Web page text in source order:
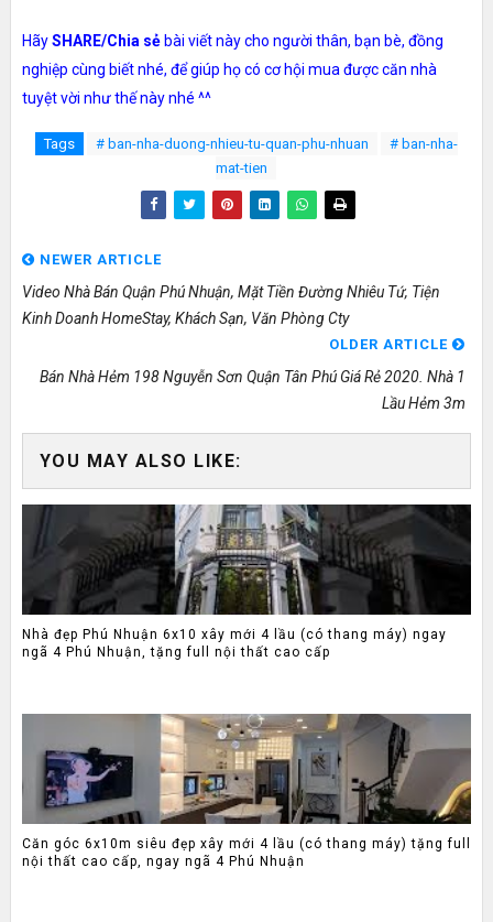
HãySHARE/Chia sẻbài viết này cho người thân, bạn bè, đồng
nghiệp cùng biết nhé, để giúp họ có cơ hội mua được căn nhà
tuyệt vời như thế này nhé ^^
Tags # ban-nha-duong-nhieu-tu-quan-phu-nhuan
# ban-nha-
mat-tien
NEWER ARTICLE
Video Nhà Bán Quận Phú Nhuận, Mặt Tiền Đường Nhiêu Tứ, Tiện
Kinh Doanh HomeStay, Khách Sạn, Văn Phòng Cty
OLDER ARTICLE
Bán Nhà Hẻm 198 Nguyễn Sơn Quận Tân Phú Giá Rẻ 2020. Nhà 1
Lầu Hẻm 3m
YOU MAY ALSO LIKE:
Nhà đẹp Phú Nhuận 6x10 xây mới 4 lầu (có thang máy) ngay
ngã 4 Phú Nhuận, tặng full nội thất cao cấp
Căn góc 6x10m siêu đẹp xây mới 4 lầu (có thang máy) tặng full
nội thất cao cấp, ngay ngã 4 Phú Nhuận